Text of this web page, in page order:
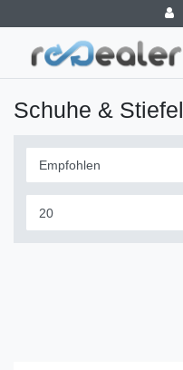
Schuhe & Stiefel